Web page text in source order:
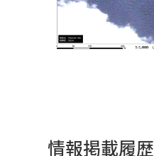
情報掲載履歴